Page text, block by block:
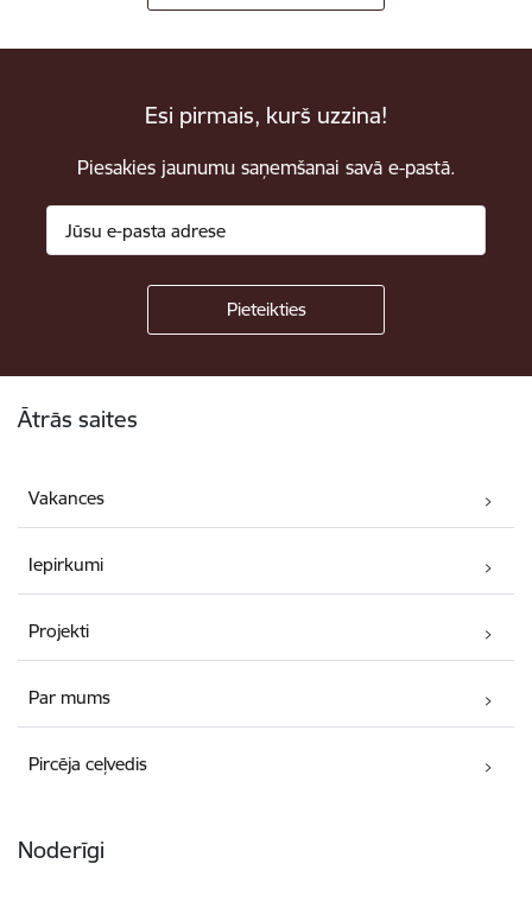
Esi pirmais, kurš uzzina!
Piesakies jaunumu saņemšanai savā e-pastā.
Ātrās saites
Vakances
Iepirkumi
Projekti
Par mums
Pircēja ceļvedis
Noderīgi